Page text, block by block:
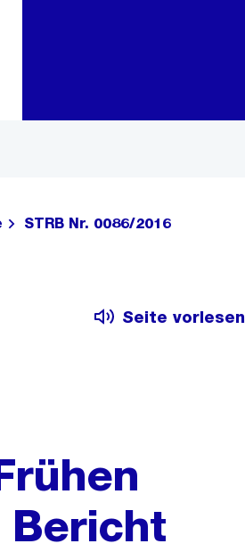
STRB Nr. 0086/2016
Seite vorlesen
Bericht